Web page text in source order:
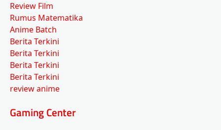
Review Film
Rumus Matematika
Anime Batch
Berita Terkini
Berita Terkini
Berita Terkini
Berita Terkini
review anime
Gaming Center